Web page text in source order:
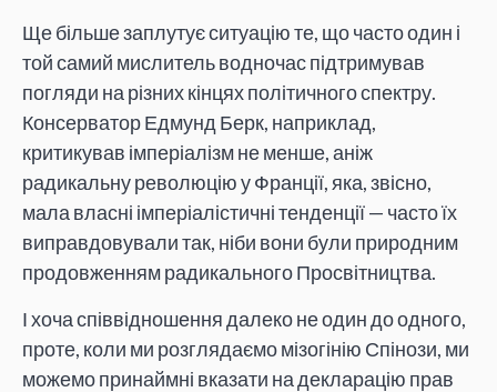
Ще більше заплутує ситуацію те, що часто один і
той самий мислитель водночас підтримував
погляди на різних кінцях політичного спектру.
Консерватор Едмунд Берк, наприклад,
критикував імперіалізм не менше, аніж
радикальну революцію у Франції, яка, звісно,
мала власні імперіалістичні тенденції — часто їх
виправдовували так, ніби вони були природним
продовженням радикального Просвітництва.
І хоча співвідношення далеко не один до одного,
проте, коли ми розглядаємо мізогінію Спінози, ми
можемо принаймні вказати на декларацію прав